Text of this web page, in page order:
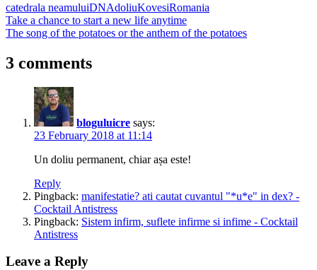
catedrala neamuluiDNAdoliuKovesiRomania
Post
navigation
Previous
Post:
Take a chance to start a new life anytime
Next
The song of the potatoes or the anthem of the potatoes
3 comments
bloguluicre says:
23 February 2018 at 11:14
Un doliu permanent, chiar așa este!
Reply
Pingback: manifestatie? ati cautat cuvantul "*u*e" in dex? -
Cocktail Antistress
Pingback: Sistem infirm, suflete infirme si infime - Cocktail
Antistress
Leave a Reply